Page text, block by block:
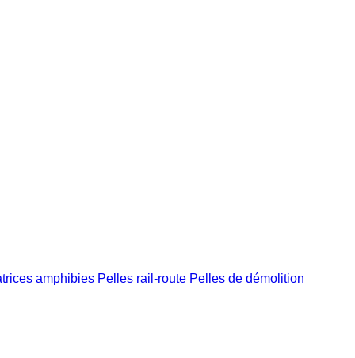
amphibies Pelles rail-route Pelles de démolition